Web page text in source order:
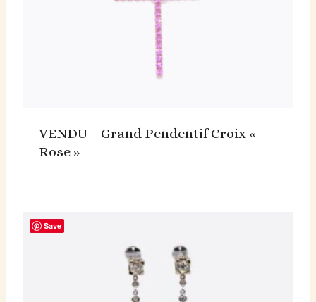
VENDU – Grand Pendentif Croix «
Rose »
Save